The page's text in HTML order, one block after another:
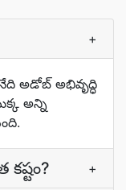
+
అడోబ్ అభివృద్ధి
అన్ని
+